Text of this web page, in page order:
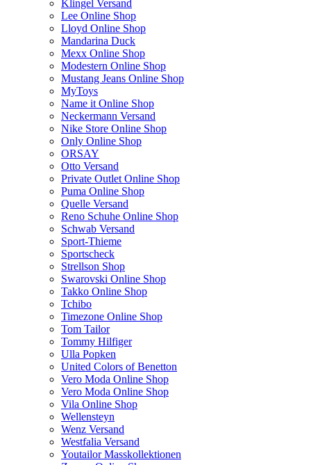
Klingel Versand
Lee Online Shop
Lloyd Online Shop
Mandarina Duck
Mexx Online Shop
Modestern Online Shop
Mustang Jeans Online Shop
MyToys
Name it Online Shop
Neckermann Versand
Nike Store Online Shop
Only Online Shop
ORSAY
Otto Versand
Private Outlet Online Shop
Puma Online Shop
Quelle Versand
Reno Schuhe Online Shop
Schwab Versand
Sport-Thieme
Sportscheck
Strellson Shop
Swarovski Online Shop
Takko Online Shop
Tchibo
Timezone Online Shop
Tom Tailor
Tommy Hilfiger
Ulla Popken
United Colors of Benetton
Vero Moda Online Shop
Vero Moda Online Shop
Vila Online Shop
Wellensteyn
Wenz Versand
Westfalia Versand
Youtailor Masskollektionen